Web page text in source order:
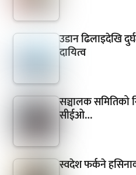
उडान ढिलाइदेखि
दायित्व
सञ्चालक समितिको
सीईओ…
स्वदेश फर्कने